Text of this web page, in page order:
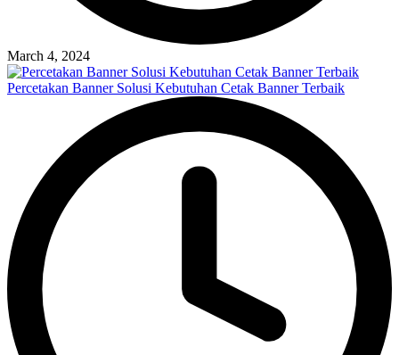
March 4, 2024
Percetakan Banner Solusi Kebutuhan Cetak Banner Terbaik